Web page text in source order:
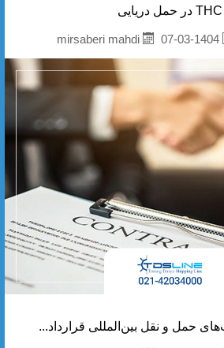
THC در حمل دریایی
07-03-1404
حمل‌ و نقل بین‌المللی قرارداد...